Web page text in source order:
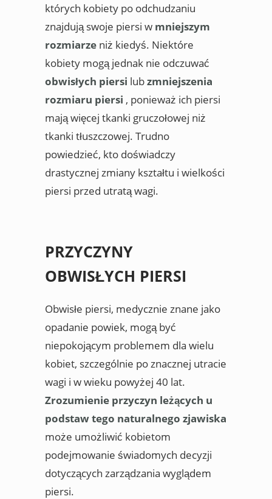
których kobiety po odchudzaniu
znajdują swoje piersi w mniejszym
rozmiarze niż kiedyś. Niektóre
kobiety mogą jednak nie odczuwać
obwisłych piersi lubzmniejszenia
rozmiaru piersi , ponieważ ich piersi
mają więcej tkanki gruczołowej niż
tkanki tłuszczowej. Trudno
powiedzieć, kto doświadczy
drastycznej zmiany kształtu i wielkości
piersi przed utratą wagi.
PRZYCZYNY
OBWISŁYCH PIERSI
Obwisłe piersi, medycznie znane jako
opadanie powiek, mogą być
niepokojącym problemem dla wielu
kobiet, szczególnie po znacznej utracie
wagi i w wieku powyżej 40 lat.
Zrozumienie przyczyn leżących u
podstaw tego naturalnego zjawiska
może umożliwić kobietom
podejmowanie świadomych decyzji
dotyczących zarządzania wyglądem
piersi.